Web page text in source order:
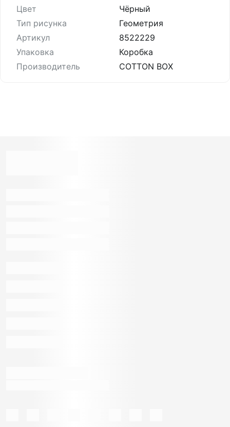
Цвет
Чёрный
Тип рисунка
Геометрия
Артикул
8522229
Упаковка
Коробка
Производитель
COTTON BOX